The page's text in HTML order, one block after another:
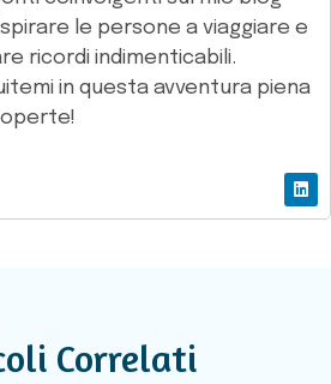
le persone a viaggiare e
ricordi indimenticabili.
in questa avventura piena
Correlati